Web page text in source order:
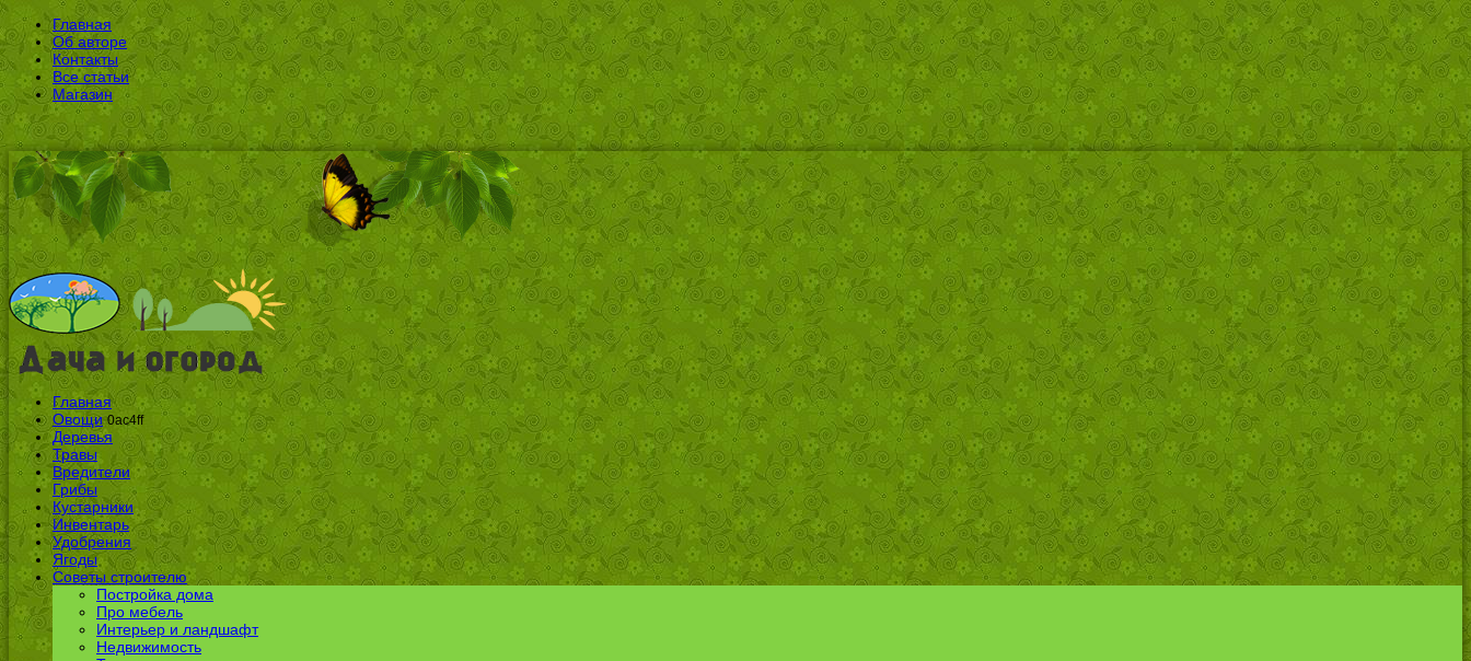
Главная
Об авторе
Контакты
Все статьи
Магазин
Главная
Овощи 0ac4ff
Деревья
Травы
Вредители
Грибы
Кустарники
Инвентарь
Удобрения
Ягоды
Советы строителю
Постройка дома
Про мебель
Интерьер и ландшафт
Недвижимость